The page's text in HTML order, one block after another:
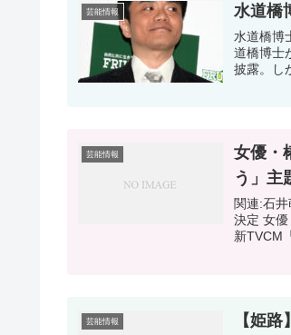
芸能情報 水道橋
水道橋博
道橋博士
披露。し
芸能情報
女優・
う」主
関連:石
決定 女
新TVCM
芸能情報
【姫